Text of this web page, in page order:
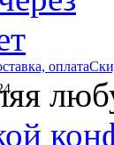
оплата